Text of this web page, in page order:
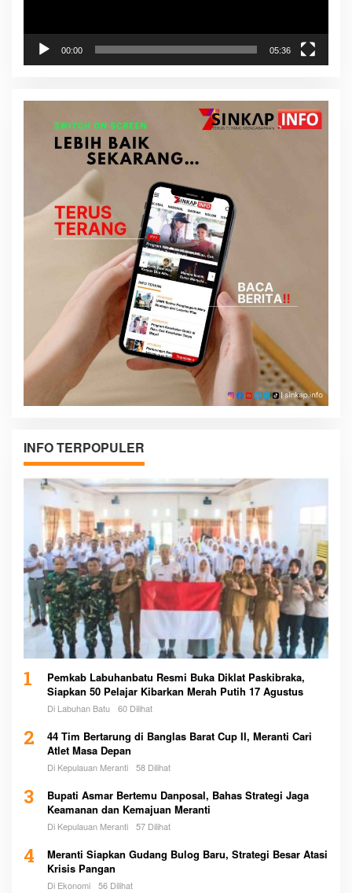
00:00 05:36
INFO TERPOPULER
1
Pemkab Labuhanbatu Resmi Buka Diklat Paskibraka,
Siapkan 50 Pelajar Kibarkan Merah Putih 17 Agustus
Di Labuhan Batu 60 Dilihat
2
44 Tim Bertarung di Banglas Barat Cup II, Meranti Cari
Atlet Masa Depan
Di Kepulauan Meranti 58 Dilihat
3
Bupati Asmar Bertemu Danposal, Bahas Strategi Jaga
Keamanan dan Kemajuan Meranti
Di Kepulauan Meranti 57 Dilihat
4
Meranti Siapkan Gudang Bulog Baru, Strategi Besar Atasi
Krisis Pangan
Di Ekonomi 56 Dilihat